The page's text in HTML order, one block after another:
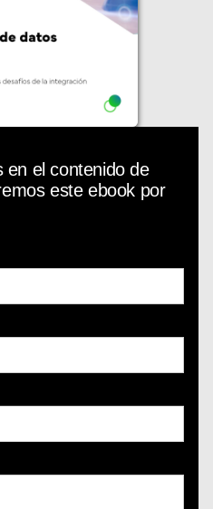
en el contenido de
este ebook por